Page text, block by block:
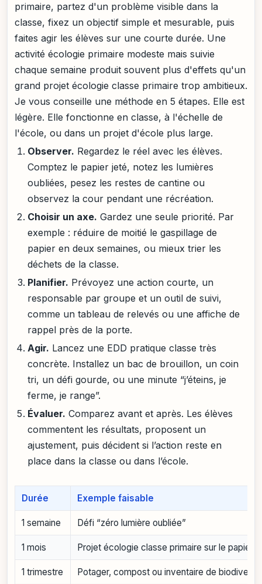
primaire, partez d'un problème visible dans la
classe, fixez un objectif simple et mesurable, puis
faites agir les élèves sur une courte durée. Une
activité écologie primaire modeste mais suivie
chaque semaine produit souvent plus d'effets qu'un
grand projet écologie classe primaire trop ambitieux.
Je vous conseille une méthode en 5 étapes. Elle est
légère. Elle fonctionne en classe, à l'échelle de
l'école, ou dans un projet d'école plus large.
Observer. Regardez le réel avec les élèves.
Comptez le papier jeté, notez les lumières
oubliées, pesez les restes de cantine ou
observez la cour pendant une récréation.
Choisir un axe. Gardez une seule priorité. Par
exemple : réduire de moitié le gaspillage de
papier en deux semaines, ou mieux trier les
déchets de la classe.
Planifier. Prévoyez une action courte, un
responsable par groupe et un outil de suivi,
comme un tableau de relevés ou une affiche de
rappel près de la porte.
Agir. Lancez une EDD pratique classe très
concrète. Installez un bac de brouillon, un coin
tri, un défi gourde, ou une minute “j’éteins, je
ferme, je range”.
Évaluer. Comparez avant et après. Les élèves
commentent les résultats, proposent un
ajustement, puis décident si l’action reste en
place dans la classe ou dans l’école.
Durée Exemple faisable
1 semaine Défi “zéro lumière oubliée”
1 mois Projet écologie classe primaire sur le papier
1 trimestre Potager, compost ou inventaire de